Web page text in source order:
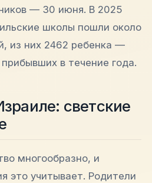
— 30 июня. В 2025
школы пошли около
из них 2462 ребенка —
в течение года.​
светские
многообразно, и
это учитывает. Родители